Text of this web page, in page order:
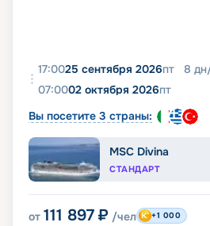
17:0025 сентября 2026пт 8 дн
07:0002 октября 2026пт
Вы посетите 3 страны:
MSC Divina
СТАНДАРТ
от 111 897 ₽ /чел +1 000